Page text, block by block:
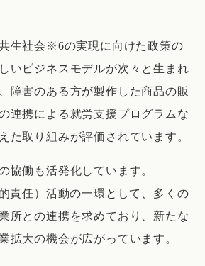
生社会※6の実現に向けた政策の
いビジネスモデルが次々と生まれ
障害のある方が製作した商品の販
連携による就労支援プログラムな
た取り組みが評価されています。
協働も活発化しています。
責任）活動の一環として、多くの
所との連携を求めており、新たな
拡大の機会が広がっています。